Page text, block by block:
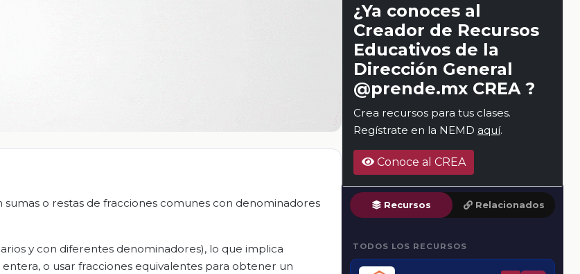
o restas de fracciones comunes con denominadores
y con diferentes denominadores), lo que implica
o usar fracciones equivalentes para obtener un
¿Ya conoces al
Creador de Recursos
Educativos de la
Dirección General
@prende.mx CREA ?
Crea recursos para tus clases.
Regístrate en la NEMD aquí.
Conoce al CREA
Recursos Relacionados
TODOS LOS RECURSOS